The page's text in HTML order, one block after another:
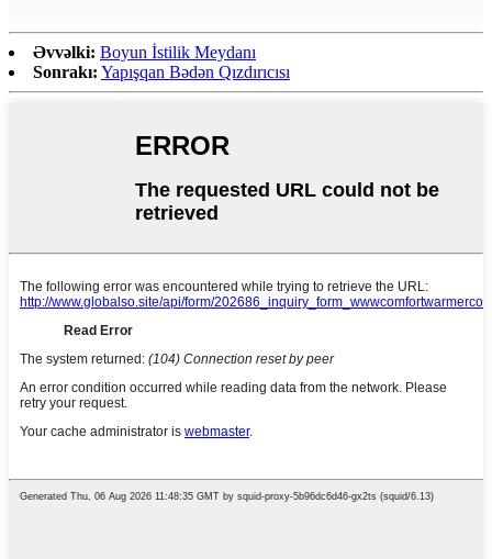
Əvvəlki: Boyun İstilik Meydanı
Sonrakı: Yapışqan Bədən Qızdırıcısı